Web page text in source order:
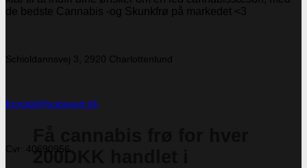
200DKK handlet i
de bedste Cannabis -og Skunkfrø på markedet <3
Schioldannsvej 3, 2920 Charlottenlund
Kontakt@subseed.dk
Cvr: 40690956